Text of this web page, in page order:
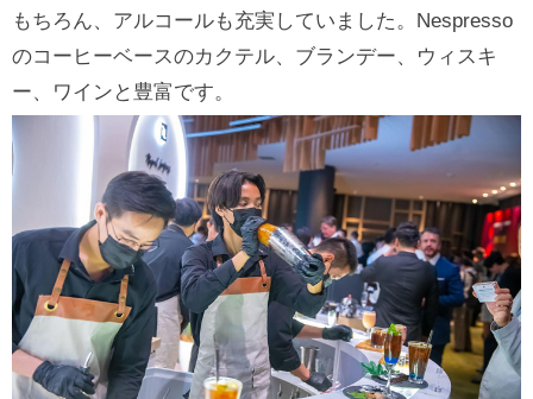
もちろん、アルコールも充実していました。Nespresso
のコーヒーベースのカクテル、ブランデー、ウィスキ
ー、ワインと豊富です。